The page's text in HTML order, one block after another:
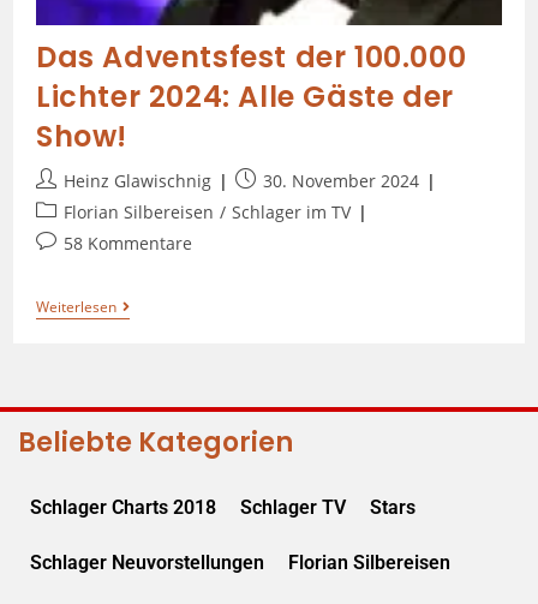
Das Adventsfest der 100.000
Lichter 2024: Alle Gäste der
Show!
Heinz Glawischnig
30. November 2024
Florian Silbereisen / Schlager im TV
58 Kommentare
Weiterlesen
Beliebte Kategorien
Schlager Charts 2018 Schlager TV Stars
Schlager Neuvorstellungen Florian Silbereisen